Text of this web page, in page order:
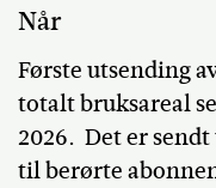
Når
Første utsending
totalt bruksareal
2026. Det er
til berørte